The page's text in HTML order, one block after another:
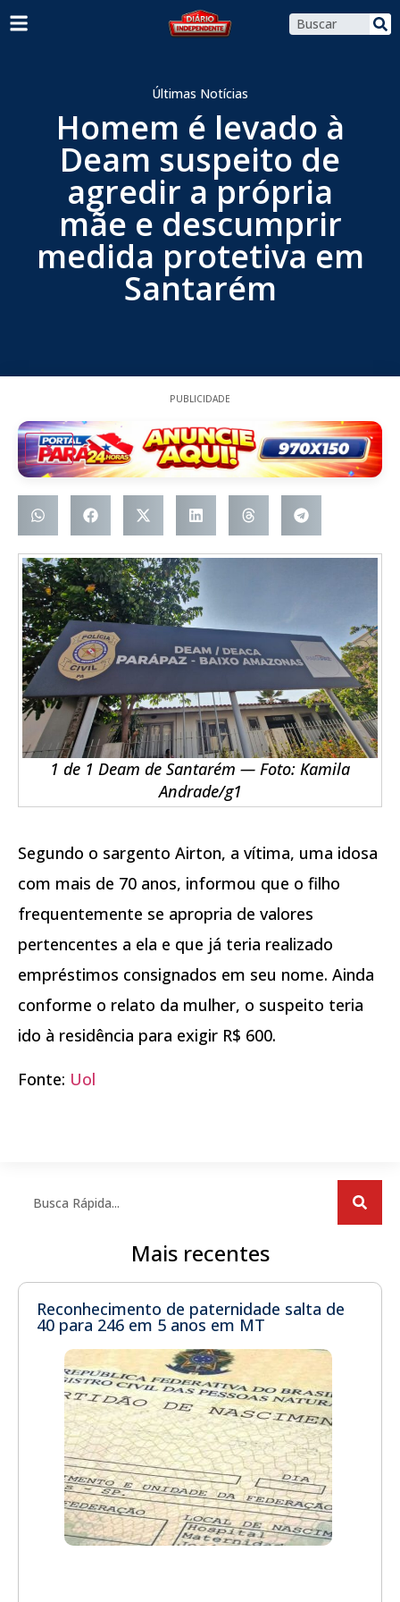
Últimas Notícias
Homem é levado à
Deam suspeito de
agredir a própria
mãe e descumprir
medida protetiva em
Santarém
PUBLICIDADE
1 de 1 Deam de Santarém — Foto: Kamila
Andrade/g1
Segundo o sargento Airton, a vítima, uma idosa
com mais de 70 anos, informou que o filho
frequentemente se apropria de valores
pertencentes a ela e que já teria realizado
empréstimos consignados em seu nome. Ainda
conforme o relato da mulher, o suspeito teria
ido à residência para exigir R$ 600.
Fonte: Uol
Mais recentes
Reconhecimento de paternidade salta de
40 para 246 em 5 anos em MT